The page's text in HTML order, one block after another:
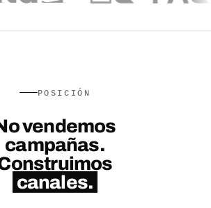
POSICIÓN
vendemos
campañas.
canales.